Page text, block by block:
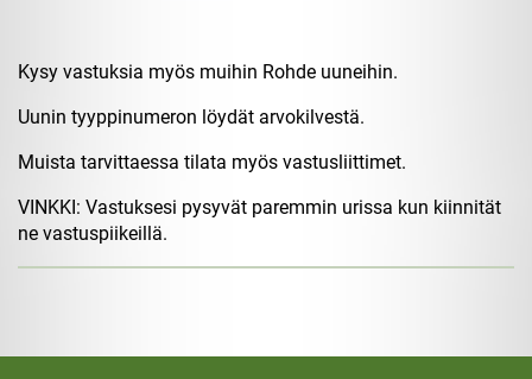
Kysy vastuksia myös muihin Rohde uuneihin.
Uunin tyyppinumeron löydät arvokilvestä.
Muista tarvittaessa tilata myös vastusliittimet.
VINKKI: Vastuksesi pysyvät paremmin urissa kun kiinnität
ne vastuspiikeillä.